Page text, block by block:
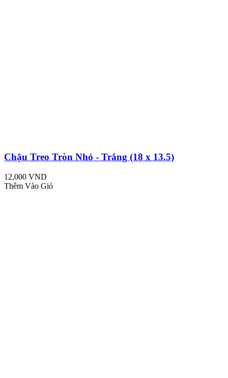
Chậu Treo Tròn Nhỏ - Trắng (18 x 13.5)
12,000 VND
Thêm Vào Giỏ